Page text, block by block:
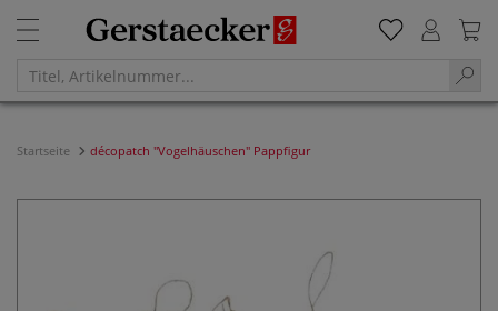
Startseite décopatch "Vogelhäuschen" Pappfigur